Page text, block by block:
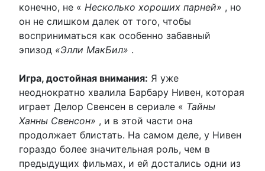
конечно, не « Несколько хороших парней» , но
он не слишком далек от того, чтобы
восприниматься как особенно забавный
эпизод «Элли МакБил» .
Игра, достойная внимания: Я уже
неоднократно хвалила Барбару Нивен, которая
играет Делор Свенсен в сериале « Тайны
Ханны Свенсон» , и в этой части она
продолжает блистать. На самом деле, у Нивен
гораздо более значительная роль, чем в
предыдущих фильмах, и ей достались одни из